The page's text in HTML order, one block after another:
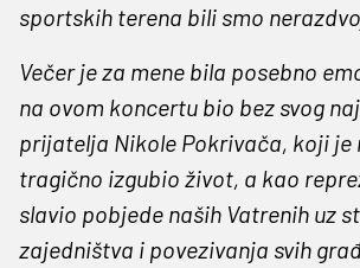
sportskih terena bili smo
Večer je za mene bila posebno
na ovom koncertu bio bez svog
prijatelja Nikole Pokrivača, koji je
tragično izgubio život, a kao
slavio pobjede naših Vatrenih uz
zajedništva i povezivanja svih